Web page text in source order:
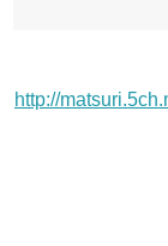
http://